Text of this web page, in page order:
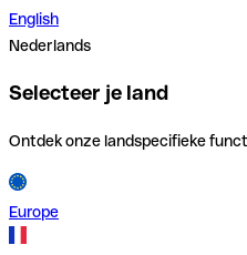
English
Nederlands
Selecteer je land
Ontdek onze landspecifieke
Europe